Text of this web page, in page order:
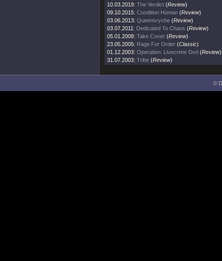
10.03.2019: The Verdict (Review)
09.10.2015: Condition Hüman (Review)
03.06.2013: Queensryche (Review)
03.07.2011: Dedicated To Chaos (Review)
05.01.2008: Take Cover (Review)
23.05.2005: Rage For Order (Classic)
01.12.2003: Operation: Livecrime Dvd (Review)
31.07.2003: Tribe (Review)
©